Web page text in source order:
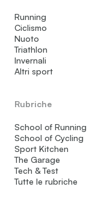
Running
Ciclismo
Nuoto
Triathlon
Invernali
Altri sport
Rubriche
School of Running
School of Cycling
Sport Kitchen
The Garage
Tech & Test
Tutte le rubriche